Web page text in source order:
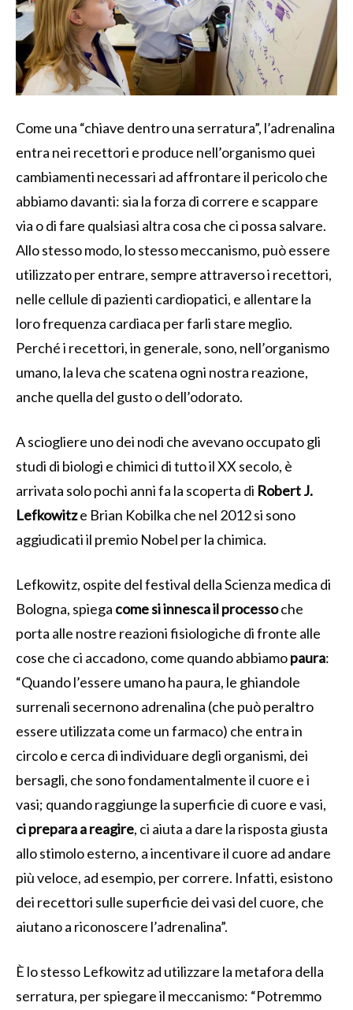
Come una “chiave dentro una serratura”, l’adrenalina
entra nei recettori e produce nell’organismo quei
cambiamenti necessari ad affrontare il pericolo che
abbiamo davanti: sia la forza di correre e scappare
via o di fare qualsiasi altra cosa che ci possa salvare.
Allo stesso modo, lo stesso meccanismo, può essere
utilizzato per entrare, sempre attraverso i recettori,
nelle cellule di pazienti cardiopatici, e allentare la
loro frequenza cardiaca per farli stare meglio.
Perché i recettori, in generale, sono, nell’organismo
umano, la leva che scatena ogni nostra reazione,
anche quella del gusto o dell’odorato.
A sciogliere uno dei nodi che avevano occupato gli
studi di biologi e chimici di tutto il XX secolo, è
arrivata solo pochi anni fa la scoperta di Robert J.
Lefkowitze Brian Kobilka che nel 2012 si sono
aggiudicati il premio Nobel per la chimica.
Lefkowitz, ospite del festival della Scienza medica di
Bologna, spiega come si innesca il processoche
porta alle nostre reazioni fisiologiche di fronte alle
cose che ci accadono, come quando abbiamopaura:
“Quando l’essere umano ha paura, le ghiandole
surrenali secernono adrenalina (che può peraltro
essere utilizzata come un farmaco) che entra in
circolo e cerca di individuare degli organismi, dei
bersagli, che sono fondamentalmente il cuore e i
vasi; quando raggiunge la superficie di cuore e vasi,
ci prepara a reagire, ci aiuta a dare la risposta giusta
allo stimolo esterno, a incentivare il cuore ad andare
più veloce, ad esempio, per correre. Infatti, esistono
dei recettori sulle superficie dei vasi del cuore, che
aiutano a riconoscere l’adrenalina”.
È lo stesso Lefkowitz ad utilizzare la metafora della
serratura, per spiegare il meccanismo: “Potremmo